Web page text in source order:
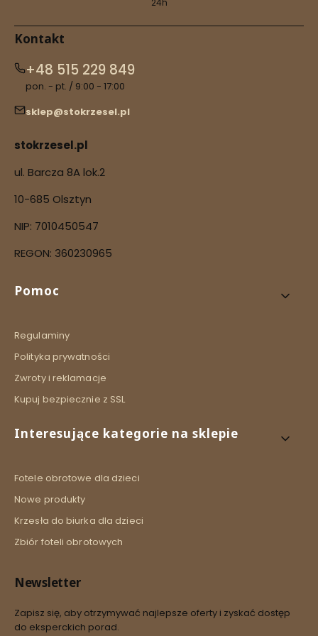
Kontakt
+48 515 229 849
pon. - pt. / 9:00 - 17:00
sklep@stokrzesel.pl
stokrzesel.pl
ul. Barcza 8A lok.2
10-685 Olsztyn
NIP: 7010450547
REGON: 360230965
Linki w stopce
Pomoc
Regulaminy
Polityka prywatności
Zwroty i reklamacje
Kupuj bezpiecznie z SSL
Interesujące kategorie na sklepie
Fotele obrotowe dla dzieci
Nowe produkty
Krzesła do biurka dla dzieci
Zbiór foteli obrotowych
Newsletter
Zapisz się, aby otrzymywać najlepsze oferty i zyskać dostęp
do eksperckich porad.